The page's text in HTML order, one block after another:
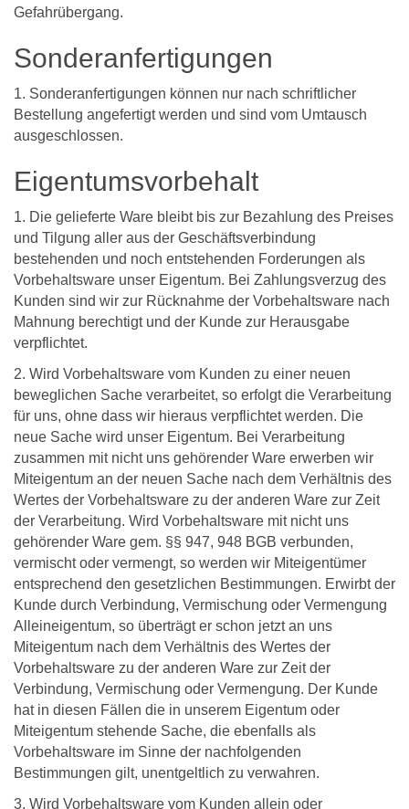
Gefahrübergang.
Sonderanfertigungen
1. Sonderanfertigungen können nur nach schriftlicher
Bestellung angefertigt werden und sind vom Umtausch
ausgeschlossen.
Eigentumsvorbehalt
1. Die gelieferte Ware bleibt bis zur Bezahlung des Preises
und Tilgung aller aus der Geschäftsverbindung
bestehenden und noch entstehenden Forderungen als
Vorbehaltsware unser Eigentum. Bei Zahlungsverzug des
Kunden sind wir zur Rücknahme der Vorbehaltsware nach
Mahnung berechtigt und der Kunde zur Herausgabe
verpflichtet.
2. Wird Vorbehaltsware vom Kunden zu einer neuen
beweglichen Sache verarbeitet, so erfolgt die Verarbeitung
für uns, ohne dass wir hieraus verpflichtet werden. Die
neue Sache wird unser Eigentum. Bei Verarbeitung
zusammen mit nicht uns gehörender Ware erwerben wir
Miteigentum an der neuen Sache nach dem Verhältnis des
Wertes der Vorbehaltsware zu der anderen Ware zur Zeit
der Verarbeitung. Wird Vorbehaltsware mit nicht uns
gehörender Ware gem. §§ 947, 948 BGB verbunden,
vermischt oder vermengt, so werden wir Miteigentümer
entsprechend den gesetzlichen Bestimmungen. Erwirbt der
Kunde durch Verbindung, Vermischung oder Vermengung
Alleineigentum, so überträgt er schon jetzt an uns
Miteigentum nach dem Verhältnis des Wertes der
Vorbehaltsware zu der anderen Ware zur Zeit der
Verbindung, Vermischung oder Vermengung. Der Kunde
hat in diesen Fällen die in unserem Eigentum oder
Miteigentum stehende Sache, die ebenfalls als
Vorbehaltsware im Sinne der nachfolgenden
Bestimmungen gilt, unentgeltlich zu verwahren.
3. Wird Vorbehaltsware vom Kunden allein oder